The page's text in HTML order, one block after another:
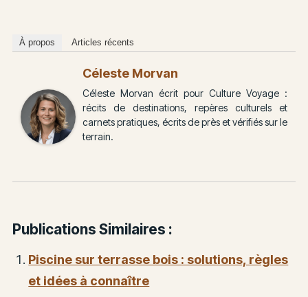
À propos Articles récents
Céleste Morvan
Céleste Morvan écrit pour Culture Voyage :
récits de destinations, repères culturels et
carnets pratiques, écrits de près et vérifiés sur le
terrain.
Publications Similaires :
Piscine sur terrasse bois : solutions, règles
et idées à connaître